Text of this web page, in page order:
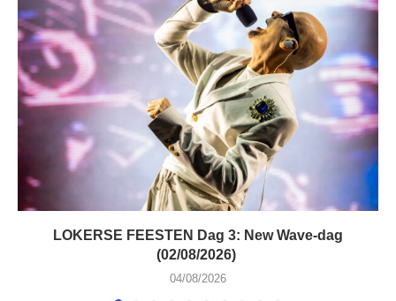
LOKERSE FEESTEN Dag 3: New Wave-dag
(02/08/2026)
04/08/2026